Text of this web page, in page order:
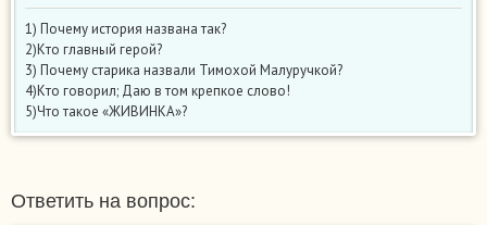
1) Почему история названа так?
2)Кто главный герой?
3) Почему старика назвали Тимохой Малуручкой?
4)Кто говорил; Даю в том крепкое слово!
5)Что такое «ЖИВИНКА»?
Ответить на вопрос: